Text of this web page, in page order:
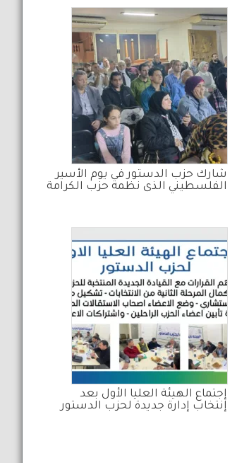
شارك حزب الدستور في يوم الأسير
الفلسطيني الذى نظمه حزب الكرامة
إجتماع الهيئة العليا الأول بعد
إنتخاب إدارة جديدة لحزب الدستور